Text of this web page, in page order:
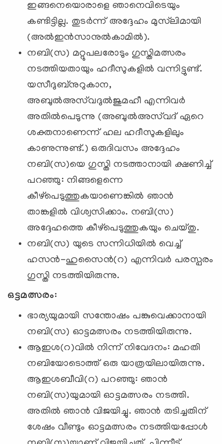
ഇങ്ങനെയൊരാളെ ഞാനെവിടെയും
കണ്ടിട്ടില്ല. തുടര്‍ന്ന് അദ്ദേഹം മുസ്‌ലിമായി
(അല്‍ഇന്‍സാനുല്‍കാമില്‍).
നബി(സ) മറ്റുപലരോടും ഗുസ്തിമത്സരം
നടത്തിയതായും ഹദീസുകളില്‍ വന്നിട്ടുണ്ട്.
യസീദുബ്‌നുറുകാന,
അബുല്‍അസ്‌വദുല്‍ജുമഹീ എന്നിവര്‍
അതില്‍പെടുന്നു (അബുല്‍അസ്‌വദ് ഏറെ
ശക്തനാണെന്ന് ഹല ഹദീസുകളിലും
കാണുന്നുണ്ട്.) ഒരുദിവസം അദ്ദേഹം
നബി(സ)യെ ഗുസ്തി നടത്താനായി ക്ഷണിച്ച്
പറഞ്ഞു: നിങ്ങളെന്നെ
കീഴ്‌പെടുത്തുകയാണെങ്കില്‍ ഞാന്‍
താങ്കളില്‍ വിശ്വസിക്കാം. നബി(സ)
അദ്ദേഹത്തെ കീഴ്‌പെടുത്തുകയും ചെയ്തു.
നബി(സ) യുടെ സന്നിധിയില്‍ വെച്ച്
ഹസന്‍-ഹുസൈന്‍(റ) എന്നിവര്‍ പരസ്പരം
ഗുസ്തി നടത്തിയിരുന്നു.
ഒട്ടമത്സരം:
ഭാര്യയുമായി സന്തോഷം പങ്കുവെക്കാനായി
നബി(സ) ഓട്ടമത്സരം നടത്തിയിരുന്നു.
ആഇശ(റ)വില്‍ നിന്ന് നിവേദനം: മഹതി
നബിയോടൊത്ത് ഒരു യാത്രയിലായിരുന്നു.
ആഇശബീവി(റ) പറഞ്ഞു: ഞാന്‍
നബി(സ)യുമായി ഓട്ടമത്സരം നടത്തി.
അതില്‍ ഞാന്‍ വിജയിച്ചു. ഞാന്‍ തടിച്ചതിന്
ശേഷം വീണ്ടും ഓട്ടമത്സരം നടത്തിയപ്പോള്‍